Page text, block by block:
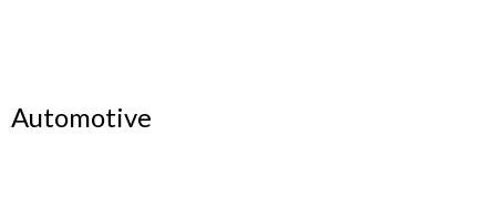
Automotive